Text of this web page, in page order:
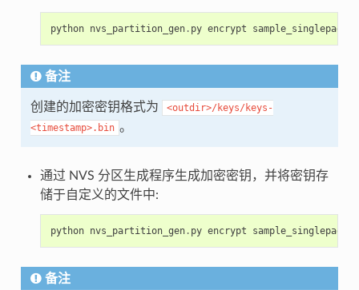
python nvs_partition_gen. py encrypt
备注
创建的加密密钥格式为
<outdir>/keys/keys-
<timestamp>.bin 。
通过 NVS 分区生成程序生成加密密钥，并将密钥存
储于自定义的文件中:
python nvs_partition_gen. py encrypt
备注